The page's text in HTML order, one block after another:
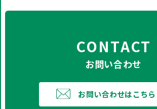
CONTACT
お問い合わせ
お問い合わせはこちら